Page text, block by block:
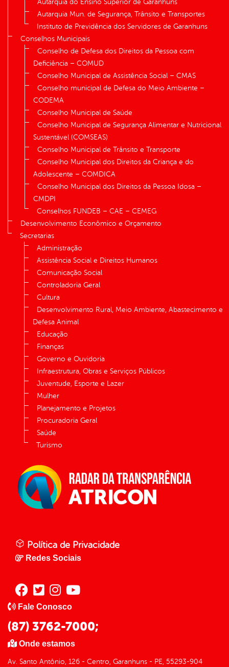
Autarquia do Ensino Superior de Garanhuns
Autarquia Mun. de Segurança, Trânsito e Transportes
Instituto de Previdência dos Servidores de Garanhuns
Conselhos Municipais
Conselho de Defesa dos Direitos da Pessoa com
Deficiência – COMUD
Conselho Municipal de Assistência Social – CMAS
Conselho municipal de Defesa do Meio Ambiente –
CODEMA
Conselho Municipal de Saúde
Conselho Municipal de Segurança Alimentar e Nutricional
Sustentável (COMSEAS)
Conselho Municipal de Trânsito e Transporte
Conselho Municipal dos Direitos da Criança e do
Adolescente – COMDICA
Conselho Municipal dos Direitos da Pessoa Idosa –
CMDPI
Conselhos FUNDEB – CAE – CEMEG
Desenvolvimento Econômico e Orçamento
Secretarias
Administração
Assistência Social e Direitos Humanos
Comunicação Social
Controladoria Geral
Cultura
Desenvolvimento Rural, Meio Ambiente, Abastecimento e
Defesa Animal
Educação
Finanças
Governo e Ouvidoria
Infraestrutura, Obras e Serviços Públicos
Juventude, Esporte e Lazer
Mulher
Planejamento e Projetos
Procuradoria Geral
Saúde
Turismo
Política de Privacidade
Redes Sociais
Fale Conosco
(87) 3762-7000;
Onde estamos
Av. Santo Antônio, 126 - Centro, Garanhuns - PE, 55293-904